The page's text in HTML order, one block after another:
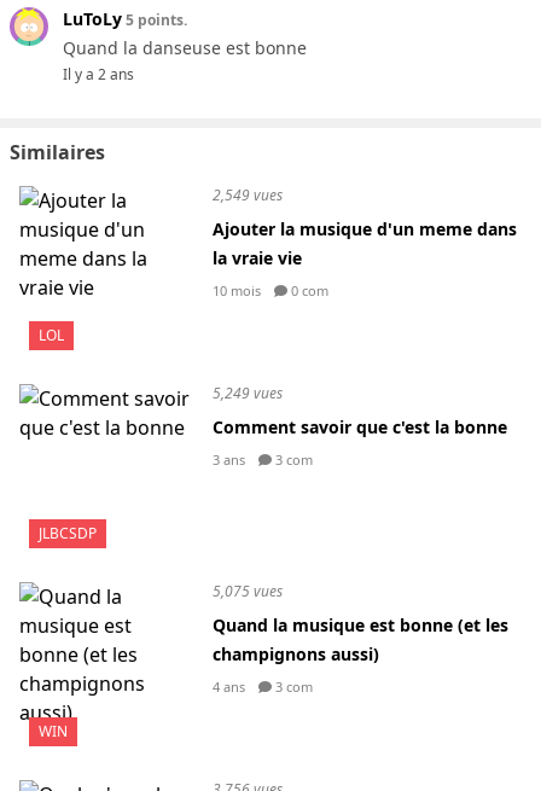
LuToLy5 points.
Quand la danseuse est bonne
Il y a 2 ans
Similaires
LOL
2,549 vues
Ajouter la musique d'un meme dans
la vraie vie
10 mois 0 com
JLBCSDP
5,249 vues
Comment savoir que c'est la bonne
3 ans 3 com
WIN
5,075 vues
Quand la musique est bonne (et les
champignons aussi)
4 ans 3 com